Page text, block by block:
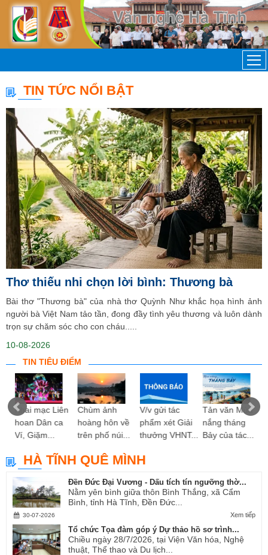
TIN TỨC NỔI BẬT
Thơ thiếu nhi chọn lời bình: Thương bà
Bài thơ "Thương bà" của nhà thơ Quỳnh Như khắc họa hình ảnh
người bà Việt Nam tảo tần, đong đầy tình yêu thương và luôn dành
trọn sự chăm sóc cho con cháu.....
10-08-2026
TIN TIÊU ĐIỂM
Khai mạc Liên
hoan Dân ca
Ví, Giặm...
Chùm ảnh
hoàng hôn về
trên phố núi...
V/v gửi tác
phẩm xét Giải
thưởng VHNT...
Tản văn Mùa
nắng tháng
Bảy của tác...
HÀ TĨNH QUÊ MÌNH
Đền Đức Đại Vương - Dấu tích tín ngưỡng thờ...
Nằm yên bình giữa thôn Bình Thắng, xã Cẩm
Bình, tỉnh Hà Tĩnh, Đền Đức...
Xem tiếp
30-07-2026
Tổ chức Tọa đàm góp ý Dự thảo hồ sơ trình...
Chiều ngày 28/7/2026, tại Viện Văn hóa, Nghệ
thuật, Thể thao và Du lịch...